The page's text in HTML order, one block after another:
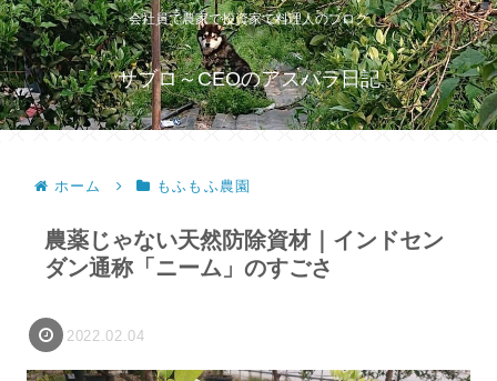
会社員で農家で投資家で料理人のブログ
サブロ～CEOのアスパラ日記
ホーム もふもふ農園
農薬じゃない天然防除資材｜インドセン
ダン通称「ニーム」のすごさ
2022.02.04